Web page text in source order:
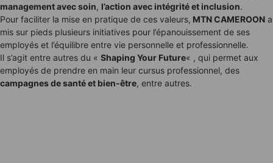
management avec soin, l’action avec intégrité et inclusion.
Pour faciliter la mise en pratique de ces valeurs, MTN CAMEROON a
mis sur pieds plusieurs initiatives pour l’épanouissement de ses
employés et l’équilibre entre vie personnelle et professionnelle.
Il s’agit entre autres du « Shaping Your Future« , qui permet aux
employés de prendre en main leur cursus professionnel, des
campagnes de santé et bien-être, entre autres.